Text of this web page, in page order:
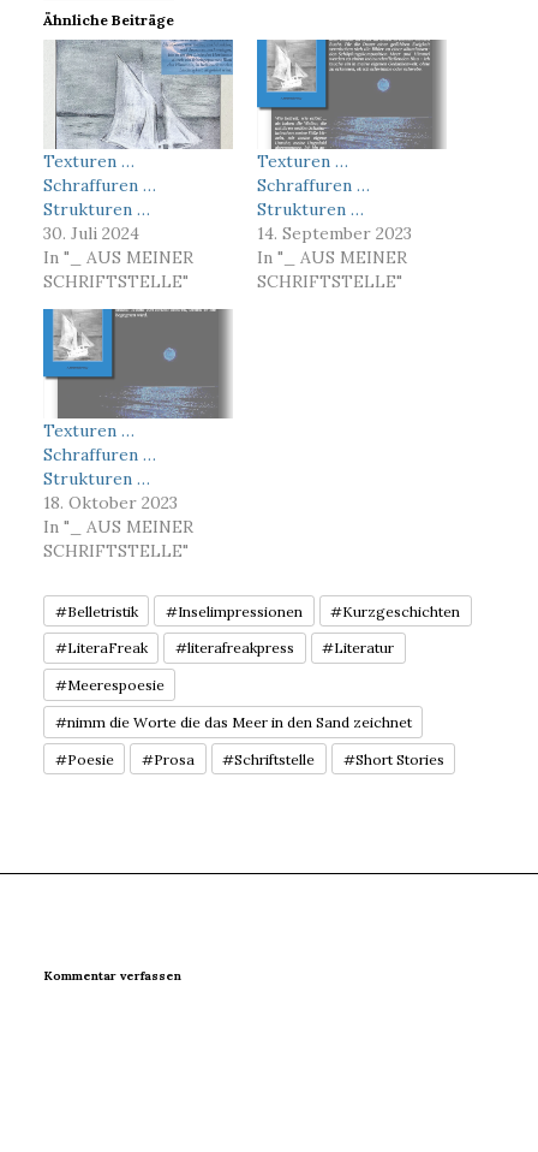
Ähnliche Beiträge
Texturen …
Schraffuren …
Strukturen …
30. Juli 2024
In "_ AUS MEINER
SCHRIFTSTELLE"
Texturen …
Schraffuren …
Strukturen …
14. September 2023
In "_ AUS MEINER
SCHRIFTSTELLE"
Texturen …
Schraffuren …
Strukturen …
18. Oktober 2023
In "_ AUS MEINER
SCHRIFTSTELLE"
#Belletristik #Inselimpressionen #Kurzgeschichten
#LiteraFreak #literafreakpress #Literatur
#Meerespoesie
#nimm die Worte die das Meer in den Sand zeichnet
#Poesie #Prosa #Schriftstelle #Short Stories
Kommentar verfassen